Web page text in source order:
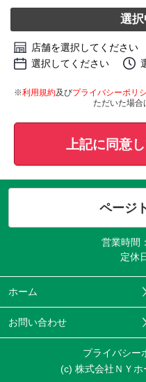
選
店舗を選択してください
選択してください
※利用規約及びプライバシーポリ
ただいた場合
上記に同意
ページ
営業時間
定休
ホーム
お問い合わせ
プライバシー
(c) 株式会社ＮＹホ